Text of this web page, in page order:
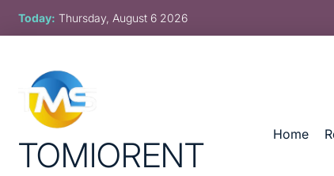
Today: Thursday, August 6 2026
TOMIORENT
Home